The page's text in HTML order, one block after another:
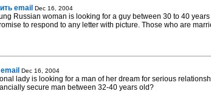
email Dec 16, 2004
Russian woman is looking for a guy between 30 to 40
to respond to any letter with picture. Those who are
Dec 16, 2004
lady is looking for a man of her dream for serious
secure man between 32-40 years old?